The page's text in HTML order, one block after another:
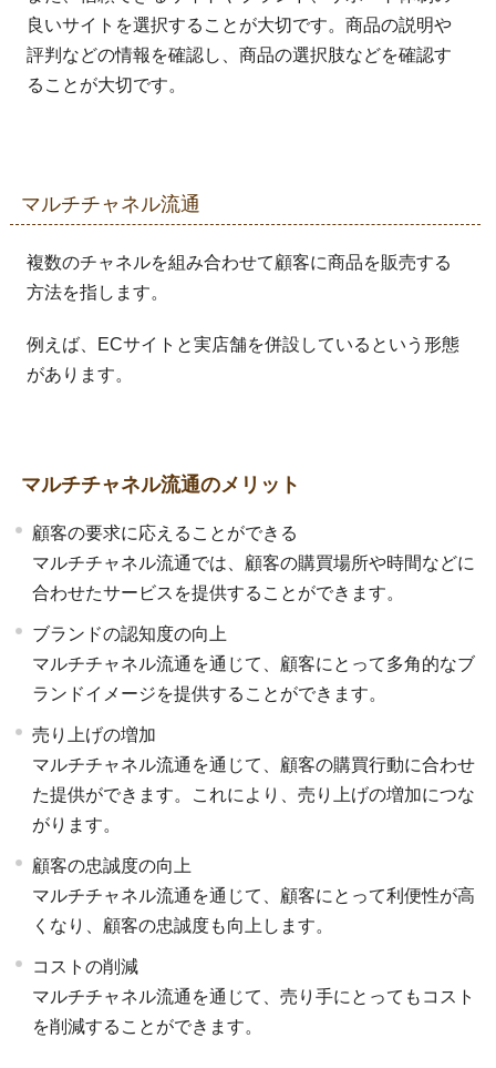
良いサイトを選択することが大切です。商品の説明や
評判などの情報を確認し、商品の選択肢などを確認す
ることが大切です。
マルチチャネル流通
複数のチャネルを組み合わせて顧客に商品を販売する
方法を指します。
例えば、ECサイトと実店舗を併設しているという形態
があります。
マルチチャネル流通のメリット
顧客の要求に応えることができる
マルチチャネル流通では、顧客の購買場所や時間などに
合わせたサービスを提供することができます。
ブランドの認知度の向上
マルチチャネル流通を通じて、顧客にとって多角的なブ
ランドイメージを提供することができます。
売り上げの増加
マルチチャネル流通を通じて、顧客の購買行動に合わせ
た提供ができます。これにより、売り上げの増加につな
がります。
顧客の忠誠度の向上
マルチチャネル流通を通じて、顧客にとって利便性が高
くなり、顧客の忠誠度も向上します。
コストの削減
マルチチャネル流通を通じて、売り手にとってもコスト
を削減することができます。